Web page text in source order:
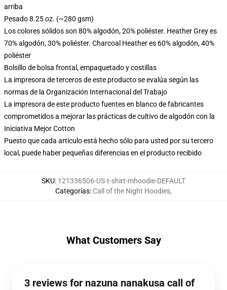
arriba
Pesado 8.25 oz. (~280 gsm)
Los colores sólidos son 80% algodón, 20% poliéster. Heather Grey es
70% algodón, 30% poliéster. Charcoal Heather es 60% algodón, 40%
poliéster
Bolsillo de bolsa frontal, empaquetado y costillas
La impresora de terceros de este producto se evalúa según las
normas de la Organización Internacional del Trabajo
La impresora de este producto fuentes en blanco de fabricantes
comprometidos a mejorar las prácticas de cultivo de algodón con la
Iniciativa Mejor Cotton
Puesto que cada artículo está hecho sólo para usted por su tercero
local, puede haber pequeñas diferencias en el producto recibido
SKU: 121336506-US-t-shirt-mhoodie-DEFAULT
Categorías: Call of the Night Hoodies,
What Customers Say
3 reviews for nazuna nanakusa call of